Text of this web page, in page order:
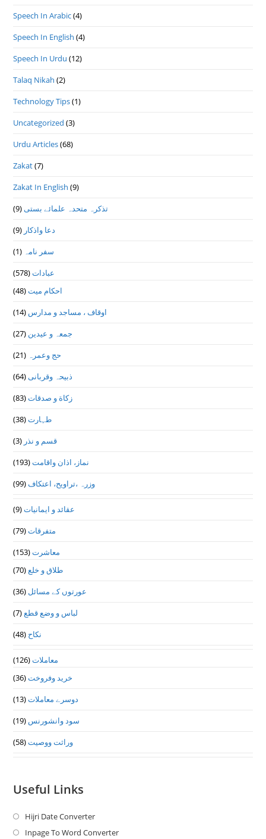
Speech In Arabic(4)
Speech In English (4)
Speech In Urdu (12)
Talaq Nikah (2)
Technology Tips(1)
Uncategorized (3)
Urdu Articles(68)
Zakat(7)
Zakat In English (9)
تذكرہ متحدہ علمائے بستى(9)
دعا واذكار (9)
سفر نامہ (1)
عبادات(578)
احکام میت(48)
اوقاف ، مساجد و مدارس (14)
جمعہ و عیدین (27)
حج وعمرہ (21)
ذبیحہ وقربانی(64)
زکاة و صدقات(83)
طہارت(38)
قسم و نذر (3)
نماز، اذان واقامت(193)
وزرہ ،تراويح، اعتكاف(99)
عقائد و ایمانیات(9)
متفرقات(79)
معاشرت(153)
طلاق و خلع(70)
عورتوں کے مسائل (36)
لباس و وضع قطع(7)
نکاح (48)
معاملات(126)
خرید وفروخت(36)
دوسرے معاملات(13)
سود وانشورنس (19)
وراثت ووصيت(58)
Useful Links
Hijri Date ConverterOpens
in
Inpage To Word ConverterOpens